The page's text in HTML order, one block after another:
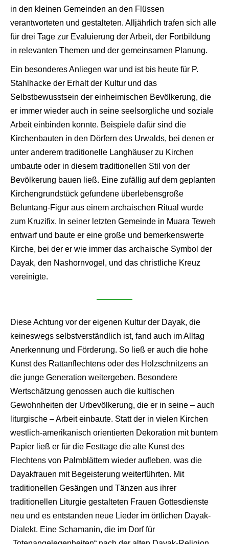
in den kleinen Gemeinden an den Flüssen
verantworteten und gestalteten. Alljährlich trafen sich alle
für drei Tage zur Evaluierung der Arbeit, der Fortbildung
in relevanten Themen und der gemeinsamen Planung.
Ein besonderes Anliegen war und ist bis heute für P.
Stahlhacke der Erhalt der Kultur und das
Selbstbewusstsein der einheimischen Bevölkerung, die
er immer wieder auch in seine seelsorgliche und soziale
Arbeit einbinden konnte. Beispiele dafür sind die
Kirchenbauten in den Dörfern des Urwalds, bei denen er
unter anderem traditionelle Langhäuser zu Kirchen
umbaute oder in diesem traditionellen Stil von der
Bevölkerung bauen ließ. Eine zufällig auf dem geplanten
Kirchengrundstück gefundene überlebensgroße
Beluntang-Figur aus einem archaischen Ritual wurde
zum Kruzifix. In seiner letzten Gemeinde in Muara Teweh
entwarf und baute er eine große und bemerkenswerte
Kirche, bei der er wie immer das archaische Symbol der
Dayak, den Nashornvogel, und das christliche Kreuz
vereinigte.
Diese Achtung vor der eigenen Kultur der Dayak, die
keineswegs selbstverständlich ist, fand auch im Alltag
Anerkennung und Förderung. So ließ er auch die hohe
Kunst des Rattanflechtens oder des Holzschnitzens an
die junge Generation weitergeben. Besondere
Wertschätzung genossen auch die kultischen
Gewohnheiten der Urbevölkerung, die er in seine – auch
liturgische – Arbeit einbaute. Statt der in vielen Kirchen
westlich-amerikanisch orientierten Dekoration mit buntem
Papier ließ er für die Festtage die alte Kunst des
Flechtens von Palmblättern wieder aufleben, was die
Dayakfrauen mit Begeisterung weiterführten. Mit
traditionellen Gesängen und Tänzen aus ihrer
traditionellen Liturgie gestalteten Frauen Gottesdienste
neu und es entstanden neue Lieder im örtlichen Dayak-
Dialekt. Eine Schamanin, die im Dorf für